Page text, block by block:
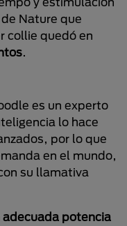
Nature que
collie quedó en
.
es un experto
lo hace
por lo que
en el mundo,
su llamativa
potencia